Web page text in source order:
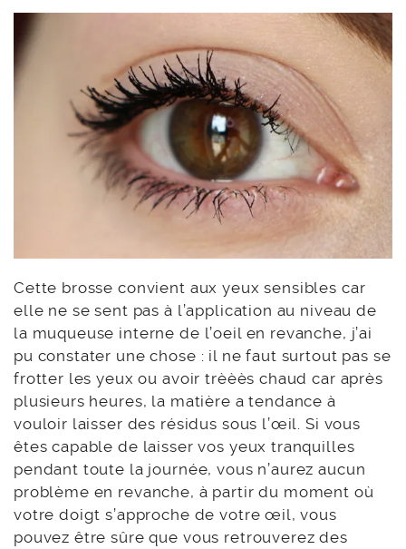
Cette brosse convient aux yeux sensibles car
elle ne se sent pas à l’application au niveau de
la muqueuse interne de l’oeil en revanche, j’ai
pu constater une chose : il ne faut surtout pas se
frotter les yeux ou avoir trèèès chaud car après
plusieurs heures, la matière a tendance à
vouloir laisser des résidus sous l’œil. Si vous
êtes capable de laisser vos yeux tranquilles
pendant toute la journée, vous n’aurez aucun
problème en revanche, à partir du moment où
votre doigt s’approche de votre œil, vous
pouvez être sûre que vous retrouverez des